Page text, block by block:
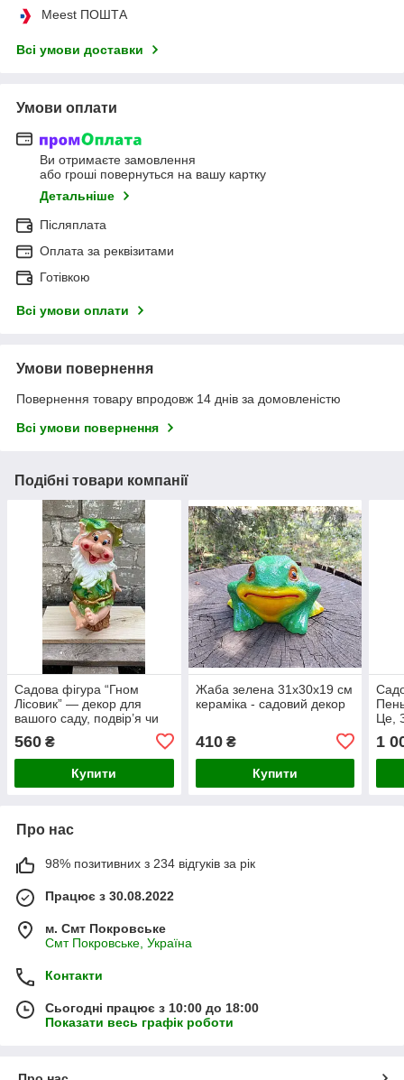
Meest ПОШТА
Всі умови доставки
Умови оплати
Ви отримаєте замовлення
або гроші повернуться на вашу картку
Детальніше
Післяплата
Оплата за реквізитами
Готівкою
Всі умови оплати
Умови повернення
Повернення товару впродовж 14 днів за домовленістю
Всі умови повернення
Подібні товари компанії
Садова фігура “Гном
Лісовик” — декор для
вашого саду, подвір’я чи
560 ₴
Купити
Жаба зелена 31х30х19 см
кераміка - садовий декор
410₴
Купити
Це,
1
Про нас
98% позитивних з 234 відгуків за рік
Працює з 30.08.2022
м. Смт Покровське
Смт Покровське, Україна
Контакти
Сьогодні працює з 10:00 до 18:00
Показати весь графік роботи